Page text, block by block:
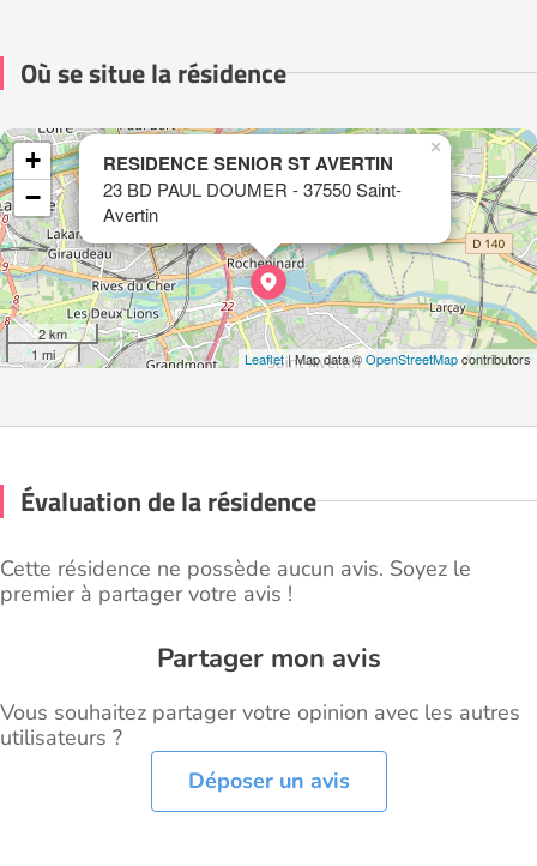
Où se situe la résidence
RESIDENCE SENIOR ST AVERTIN
23 BD PAUL DOUMER - 37550 Saint-
Avertin
×
+
−
2 km
1 mi
Leaflet| Map data ©OpenStreetMapcontributors
Évaluation de la résidence
Cette résidence ne possède aucun avis. Soyez le
premier à partager votre avis !
Partager mon avis
Vous souhaitez partager votre opinion avec les autres
utilisateurs ?
Déposer un avis